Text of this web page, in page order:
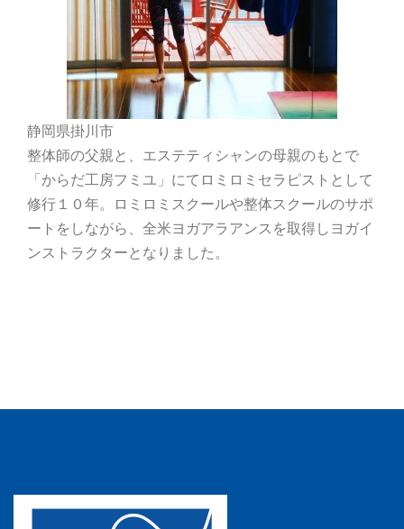
静岡県掛川市
整体師の父親と、エステティシャンの母親のもとで
「からだ工房フミユ」にてロミロミセラピストとして
修行１０年。ロミロミスクールや整体スクールのサポ
ートをしながら、全米ヨガアラアンスを取得しヨガイ
ンストラクターとなりました。